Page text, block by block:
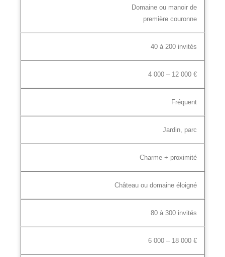
Domaine ou manoir de
première couronne
40 à 200 invités
4 000 – 12 000 €
Fréquent
Jardin, parc
Charme + proximité
Château ou domaine éloigné
80 à 300 invités
6 000 – 18 000 €